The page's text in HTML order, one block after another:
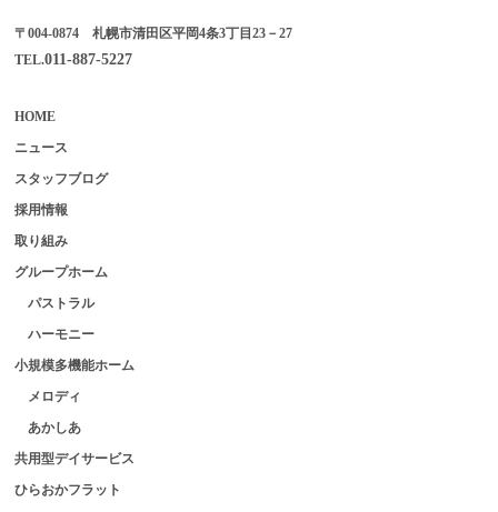
〒004-0874 札幌市清田区平岡4条3丁目23－27
TEL.011-887-5227
HOME
ニュース
スタッフブログ
採用情報
取り組み
グループホーム
パストラル
ハーモニー
小規模多機能ホーム
メロディ
あかしあ
共用型デイサービス
ひらおかフラット